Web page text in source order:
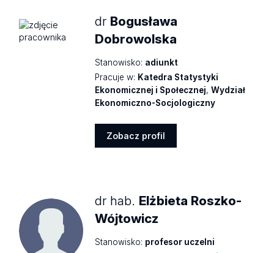
dr Bogusława
Dobrowolska
Stanowisko: adiunkt
Pracuje w: Katedra Statystyki
Ekonomicznej i Społecznej,Wydział
Ekonomiczno-Socjologiczny
Zobacz profil
dr hab. Elżbieta Roszko-
Wójtowicz
Stanowisko: profesor uczelni